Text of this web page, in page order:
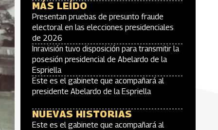
MÁS LEÍDO
Presentan pruebas de presunto fraude
electoral en las elecciones presidenciales
de 2026
Inravisión tuvo disposición para transmitir la
posesión presidencial de Abelardo de la
Espriella
Este es el gabinete que acompañará al
presidente Abelardo de la Espriella
NUEVAS HISTORIAS
Este es el gabinete que acompañará al